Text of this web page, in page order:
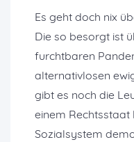
Es geht doch nix
Die so besorgt ist
furchtbaren
alternativlosen
gibt es noch die
einem
Sozialsystem